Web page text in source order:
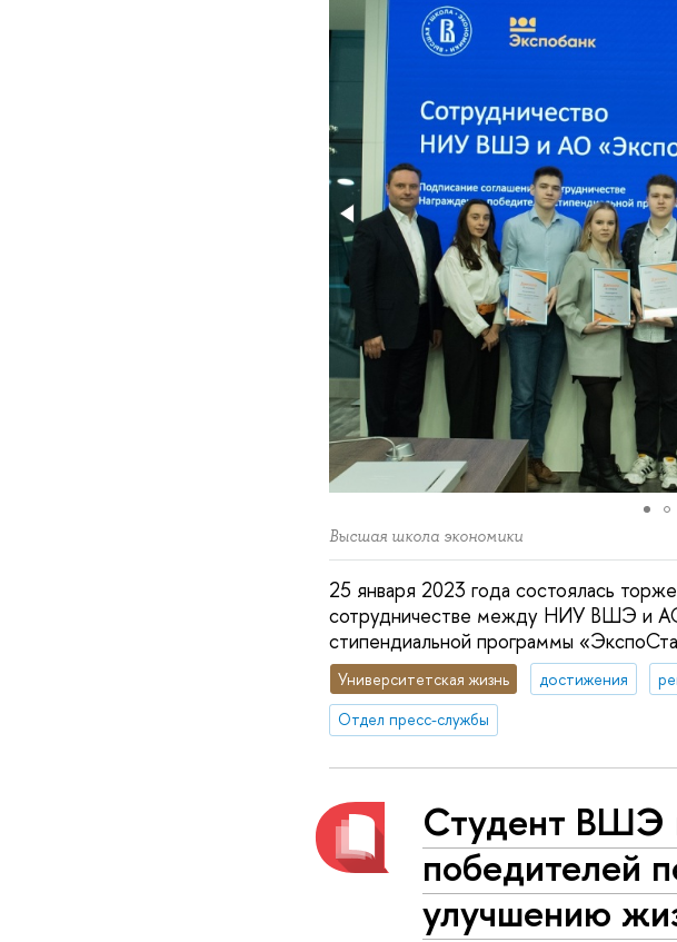
Высшая школа экономики
25 января 2023 года состоялась
сотрудничестве между НИУ ВШЭ и
стипендиальной программы
Университетская жизнь достижения
Отдел пресс-службы
Студент ВШЭ
победителей
улучшению